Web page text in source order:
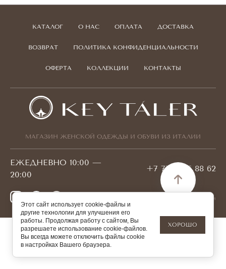
КАТАЛОГ О НАС ОПЛАТА ДОСТАВКА
ВОЗВРАТ ПОЛИТИКА КОНФИДЕНЦИАЛЬНОСТИ
ОФЕРТА КОЛЛЕКЦИИ КОНТАКТЫ
ЕЖЕДНЕВНО 10:00 —
20:00
+7 778 095 88 62
© 2026 KEYTALER БИН 180940001421
МАГАЗИН ЖЕНСКОЙ ОДЕЖДЫ И ОБУВИ ИЗ ИТАЛИИ
Этот сайт использует cookie-файлы и
другие технологии для улучшения его
работы. Продолжая работу с сайтом, Вы
разрешаете использование cookie-файлов.
Вы всегда можете отключить файлы cookie
в настройках Вашего браузера.
ХОРОШО